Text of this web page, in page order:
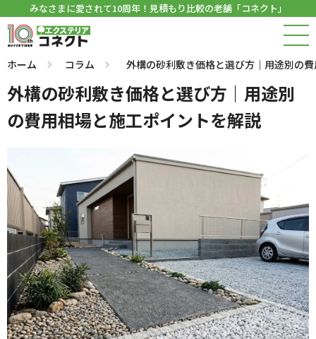
みなさまに愛されて10周年！見積もり比較の老舗「コネクト」
ホーム コラム 外構の砂利敷き価格と選び方｜用途別の
外構の砂利敷き価格と選び方｜用途別
の費用相場と施工ポイントを解説